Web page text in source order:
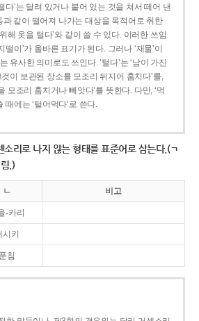
다’는 달려 있거나 붙어 있는 것을 쳐서 떼어 낸
과 같이 떨어져 나가는 대상을 목적어로 취한
해 옷을 털다’와 같이 쓸 수 있다. 이러한 쓰임
떨이’가 올바른 표기가 된다. 그러나 ‘재물’이
유사한 의미로도 쓰인다. ‘털다’는 ‘남이 가진
이 보관된 장소를 모조리 뒤지어 훔치다’를,
모조리 훔치거나 빼앗다’를 뜻한다. 다만, ‘먹
때에는 ‘털어먹다’로 쓴다.
소리로 나지 않는 형태를 표준어로 삼는다.(ㄱ
.)
ㄴ 비고
-카리
시키
푼침